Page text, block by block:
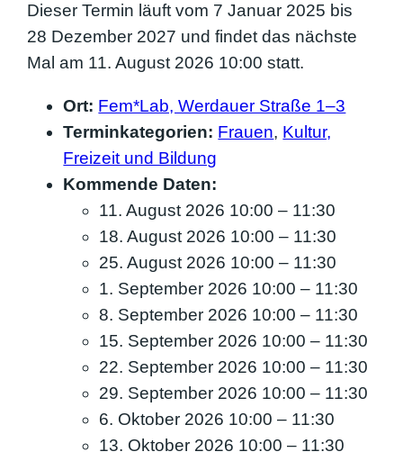
Dieser Termin läuft vom 7 Januar 2025 bis
28 Dezember 2027 und findet das nächste
Mal am 11. August 2026 10:00 statt.
Ort: Fem*Lab, Werdauer Straße 1–3
Terminkategorien: Frauen, Kultur,
Freizeit und Bildung
Kommende Daten:
11. August 2026 10:00 – 11:30
18. August 2026 10:00 – 11:30
25. August 2026 10:00 – 11:30
1. September 2026 10:00 – 11:30
8. September 2026 10:00 – 11:30
15. September 2026 10:00 – 11:30
22. September 2026 10:00 – 11:30
29. September 2026 10:00 – 11:30
6. Oktober 2026 10:00 – 11:30
13. Oktober 2026 10:00 – 11:30